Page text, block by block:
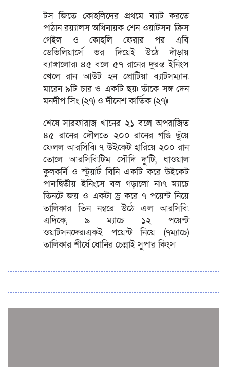
টস জিতে কোহলিদের প্রথমে ব্যাট করতে
পাঠান রয়্যালস অধিনায়ক শেন ওয়াটসন৷ ক্রিস
গেইল ও কোহলি ফেরার পর এবি
ডেভিলিয়ার্সে ভর দিয়েই উঠে দাঁড়ায়
ব্যাঙ্গালোর৷ ৪৫ বলে ৫৭ রানের দুরন্ত ইনিংস
খেলে রান আউট হন প্রোটিয়া ব্যাটসম্যান৷
মারেন ৯টি চার ও একটি ছয়৷ তাঁকে সঙ্গ দেন
মনদীপ সিং (২৭) ও দীনেশ কার্তিক (২৭)৷
শেষে সারফারাজ খানের ২১ বলে অপরাজিত
৪৫ রানের দৌলতে ২০০ রানের গণ্ডি ছুঁয়ে
ফেলল আরসিবি৷ ৭ উইকেট হারিয়ে ২০০ রান
তোলে আরসিবি৷টিম সৌদি দু’টি, ধাওয়াল
কুলকর্নি ও স্টুয়ার্ট বিনি একটি করে উইকেট
পান৷দ্বিতীয় ইনিংসে বল গড়ালো না৷৭ ম্যাচে
তিনটে জয় ও একটা ড্র করে ৭ পয়েন্ট নিয়ে
তালিকার তিন নম্বরে উঠে এল আরসিবি৷
এদিকে, ৯ ম্যাচে ১২ পয়েন্ট
ওয়াটসনদের৷একই পয়েন্ট নিয়ে (৭ম্যাচে)
তালিকার শীর্ষে ধোনির চেন্নাই সুপার কিংস৷